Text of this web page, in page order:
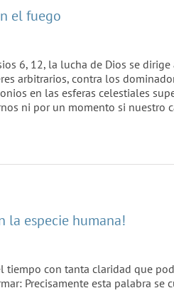
el fuego
6, 12, la lucha de Dios se dirige
arbitrarios, contra los
en las esferas celestiales
ni por un momento si nuestro
la especie humana!
tiempo con tanta claridad que
Precisamente esta palabra se